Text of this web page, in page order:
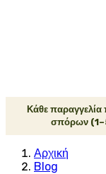
Κάθε παραγγελία
σπόρων
Αρχική
Blog